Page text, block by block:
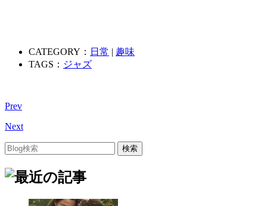
CATEGORY： 日常 | 趣味
TAGS： ジャズ
Prev
Next